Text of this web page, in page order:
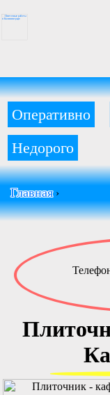
Оперативно
Недорого
Главная›